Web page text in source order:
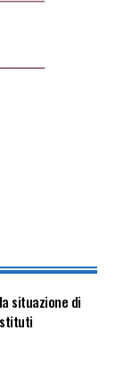
situazione di